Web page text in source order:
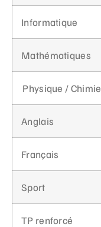
Informatique
Mathématiques
Physique / Chimie
Anglais
Français
Sport
TP renforcé